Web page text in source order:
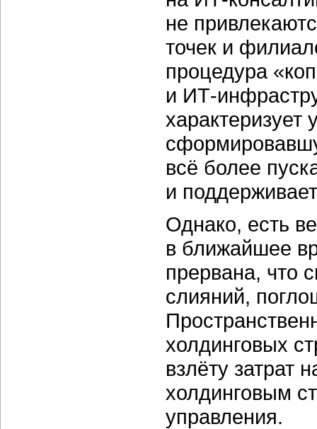
не
точек и
процедура
и ИТ-
характеризует
всё более
и
Однако, есть
в ближайшее
прервана, что
слияний,
холдинговых
взлёту затрат
холдинговым
управления.